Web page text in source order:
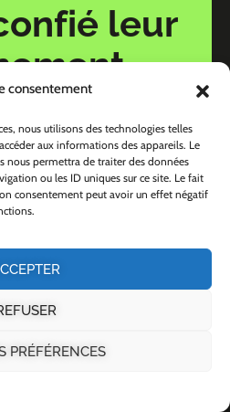
consentement
nous utilisons des technologies telles
aux informations des appareils. Le
nous permettra de traiter des données
ou les ID uniques sur ce site. Le fait
consentement peut avoir un effet négatif
PRÉFÉRENCES
leur
Event :
une rencontre, un
et paf on avait trouvé
conseils pour
vie! Merci d'avoir
aventure, nous ne
recommander quand